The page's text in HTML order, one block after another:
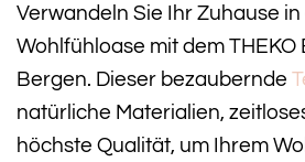
Verwandeln Sie Ihr Zuhause in
Wohlfühloase mit dem
Bergen. Dieser bezaubernde
natürliche Materialien,
höchste Qualität, um Ihrem